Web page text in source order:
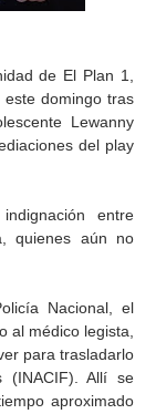
de El Plan 1,
domingo tras
Lewanny
del play
entre
quienes aún no
Nacional, el
al médico legista,
para trasladarlo
(INACIF). Allí se
aproximado